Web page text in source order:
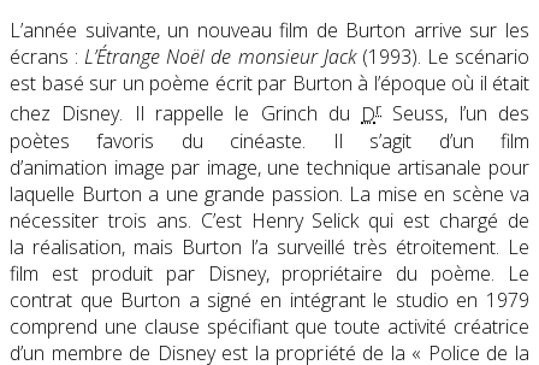
L’année suivante, un nouveau film de Burton arrive sur les
écrans :L’Étrange Noël de monsieur Jack(1993). Le scénario
est basé sur un poème écrit par Burton à l’époque où il était
chez Disney. Il rappelle le Grinch du Dr Seuss, l’un des
poètes favoris du cinéaste. Il s’agit d’un film
d’animation image par image, une technique artisanale pour
laquelle Burton a une grande passion. La mise en scène va
nécessiter trois ans. C’est Henry Selick qui est chargé de
la réalisation, mais Burton l’a surveillé très étroitement. Le
film est produit par Disney, propriétaire du poème. Le
contrat que Burton a signé en intégrant le studio en 1979
comprend une clause spécifiant que toute activité créatrice
d’un membre de Disney est la propriété de la « Police de la